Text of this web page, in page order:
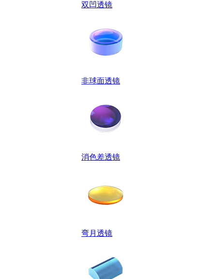
双凹透镜
非球面透镜
消色差透镜
弯月透镜